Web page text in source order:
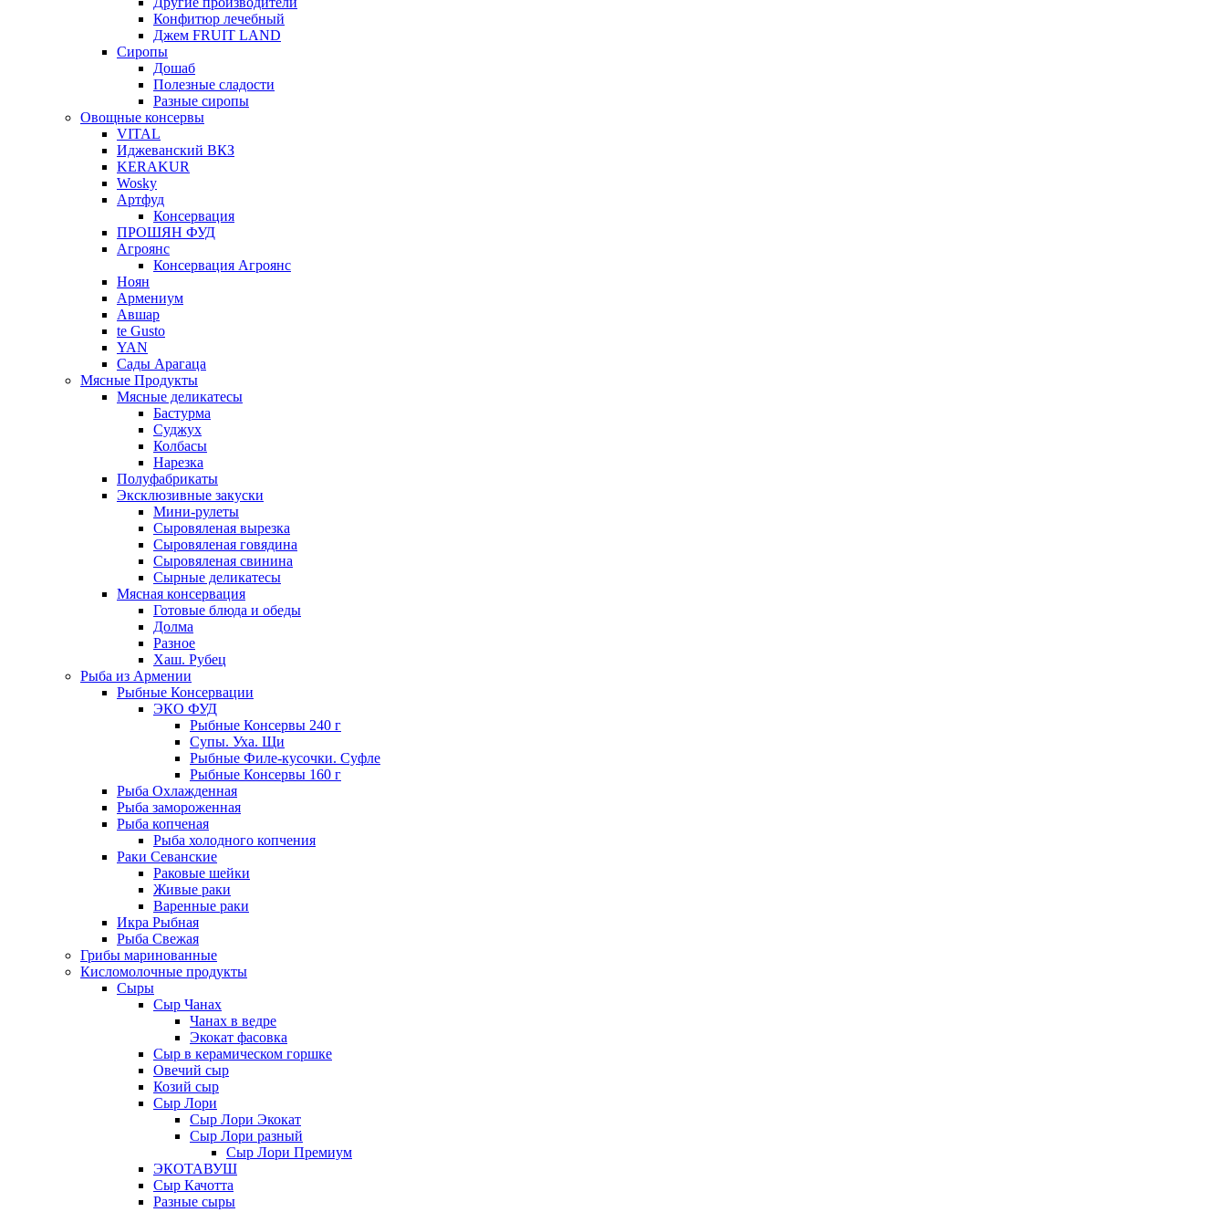
Конфитюр лечебный
Джем FRUIT LAND
Сиропы
Дошаб
Полезные сладости
Разные сиропы
Овощные консервы
VITAL
Иджеванский ВКЗ
KERAKUR
Wosky
Артфуд
Консервация
ПРОШЯН ФУД
Агроянс
Консервация Агроянс
Ноян
Армениум
Авшар
te Gusto
YAN
Сады Арагаца
Мясные Продукты
Мясные деликатесы
Бастурма
Суджух
Колбасы
Нарезка
Полуфабрикаты
Эксклюзивные закуски
Мини-рулеты
Сыровяленая вырезка
Сыровяленая говядина
Сыровяленая свинина
Сырные деликатесы
Мясная консервация
Готовые блюда и обеды
Долма
Разное
Хаш. Рубец
Рыба из Армении
Рыбные Консервации
ЭКО ФУД
Рыбные Консервы 240 г
Супы. Уха. Щи
Рыбные Филе-кусочки. Суфле
Рыбные Консервы 160 г
Рыба Охлажденная
Рыба замороженная
Рыба копченая
Рыба холодного копчения
Раки Севанские
Раковые шейки
Живые раки
Варенные раки
Икра Рыбная
Рыба Свежая
Грибы маринованные
Кисломолочные продукты
Сыры
Сыр Чанах
Чанах в ведре
Экокат фасовка
Сыр в керамическом горшке
Овечий сыр
Козий сыр
Сыр Лори
Сыр Лори Экокат
Сыр Лори разный
Сыр Лори Премиум
ЭКОТАВУШ
Сыр Качотта
Разные сыры